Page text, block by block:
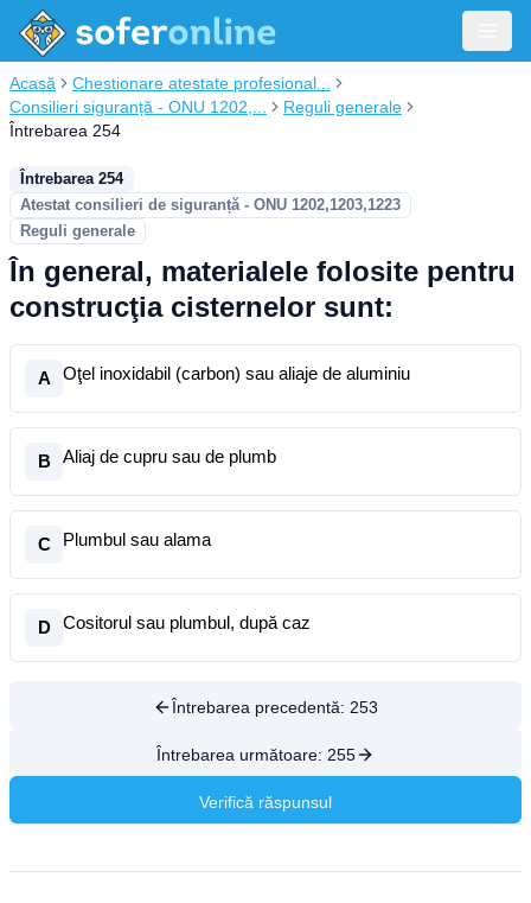
Acasă
Chestionare atestate profesional...
Consilieri siguranță - ONU 1202,...
Reguli generale
Întrebarea 254
Întrebarea 254
Atestat consilieri de siguranță - ONU 1202,1203,1223
Reguli generale
În general, materialele folosite pentru
construcţia cisternelor sunt:
A Oţel inoxidabil (carbon) sau aliaje de aluminiu
B Aliaj de cupru sau de plumb
C Plumbul sau alama
D Cositorul sau plumbul, după caz
Întrebarea precedentă: 253
Întrebarea următoare: 255
Verifică răspunsul